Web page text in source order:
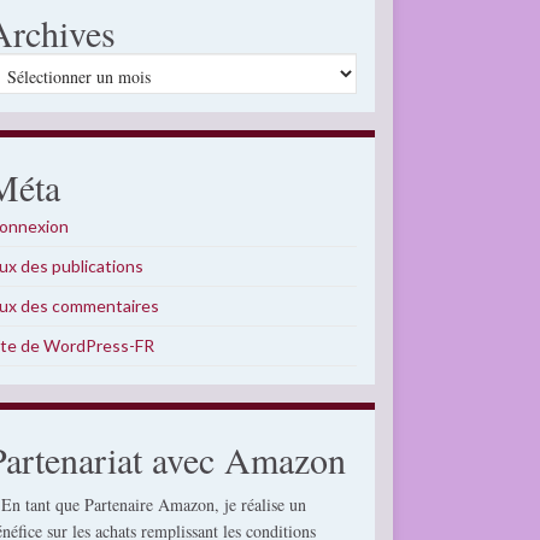
des publications
des commentaires
de WordPress-FR
avec Amazon
tant que Partenaire Amazon, je réalise un
sur les achats remplissant les conditions